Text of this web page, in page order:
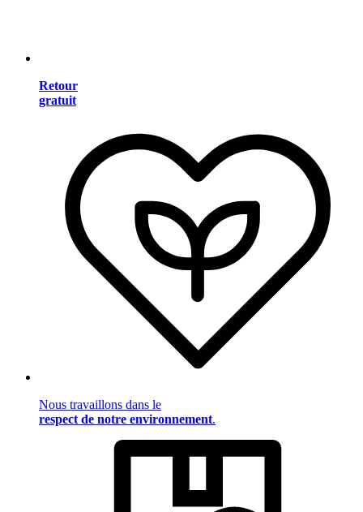
Retour
gratuit
Nous travaillons dans le
respect de notre environnement.